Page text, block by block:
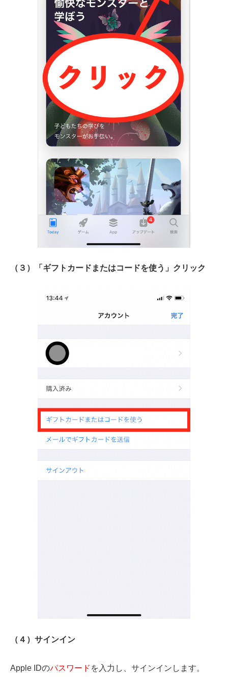
（３）「ギフトカードまたはコードを使う」クリック
（４）サインイン
Apple IDのパスワード を入力し、サインインします。